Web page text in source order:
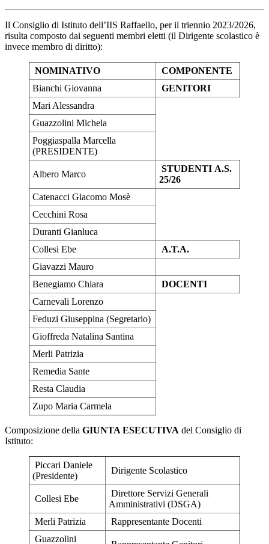
Il Consiglio di Istituto dell’IIS Raffaello, per il triennio 2023/2026,
risulta composto dai seguenti membri eletti (il Dirigente scolastico è
invece membro di diritto):
NOMINATIVO
COMPONENTE
Bianchi Giovanna
GENITORI
Mari Alessandra
Guazzolini Michela
Poggiaspalla Marcella
(PRESIDENTE)
Albero Marco
STUDENTI A.S.
25/26
Catenacci Giacomo Mosè
Cecchini Rosa
Duranti Gianluca
Collesi Ebe
A.T.A.
Giavazzi Mauro
Benegiamo Chiara
DOCENTI
Carnevali Lorenzo
Feduzi Giuseppina (Segretario)
Gioffreda Natalina Santina
Merli Patrizia
Remedia Sante
Resta Claudia
Zupo Maria Carmela
Composizione della GIUNTA ESECUTIVA del Consiglio di
Istituto:
Piccari Daniele
(Presidente)
Dirigente Scolastico
Collesi Ebe
Direttore Servizi Generali
Amministrativi (DSGA)
Merli Patrizia
Rappresentante Docenti
Guazzolini